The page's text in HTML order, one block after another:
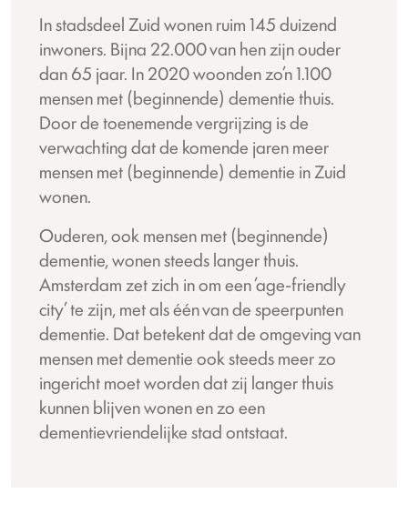
In stadsdeel Zuid wonen ruim 145 duizend
inwoners. Bijna 22.000 van hen zijn ouder
dan 65 jaar. In 2020 woonden zo’n 1.100
mensen met (beginnende) dementie thuis.
Door de toenemende vergrijzing is de
verwachting dat de komende jaren meer
mensen met (beginnende) dementie in Zuid
wonen.
Ouderen, ook mensen met (beginnende)
dementie, wonen steeds langer thuis.
Amsterdam zet zich in om een ’age-friendly
city’ te zijn, met als één van de speerpunten
dementie. Dat betekent dat de omgeving van
mensen met dementie ook steeds meer zo
ingericht moet worden dat zij langer thuis
kunnen blijven wonen en zo een
dementievriendelijke stad ontstaat.